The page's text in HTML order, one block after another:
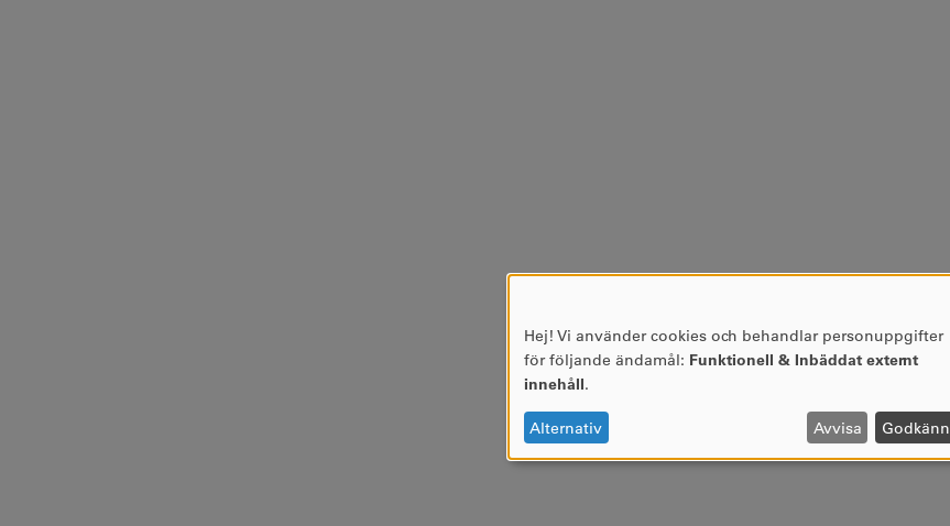
ANVÄNDNING
AV
OCH
COOKIES
Hej! Vi använder cookies och behandlar personuppgifter
för följande ändamål: Funktionell & Inbäddat externt
innehåll.
Alternativ Avvisa Godkänn